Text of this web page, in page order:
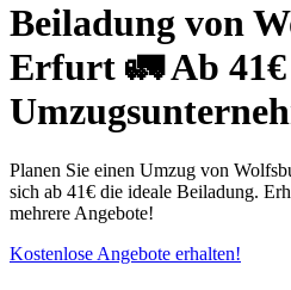
Beiladung von
Erfurt 🚛 Ab
Planen Sie einen Umzug von
sich ab 41€ die ideale Beiladung.
mehrere Angebote!
Kostenlose Angebote erhalten!